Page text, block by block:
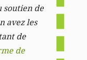
soutien de
avez les
de
de